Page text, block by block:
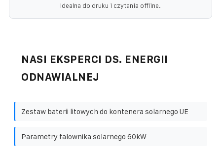
Idealna do druku i czytania offline.
NASI EKSPERCI DS. ENERGII
ODNAWIALNEJ
Zestaw baterii litowych do kontenera solarnego UE
Parametry falownika solarnego 60kW